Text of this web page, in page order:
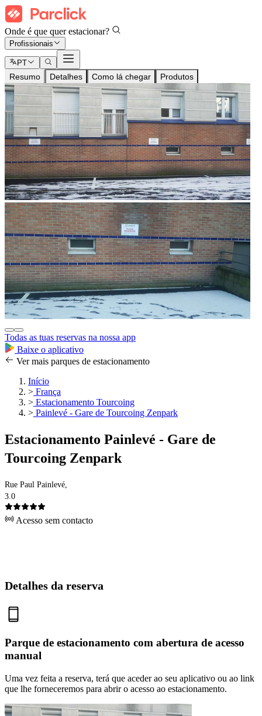
Onde é que quer estacionar?
Profissionais
PT
Resumo Detalhes Como lá chegar Produtos
Todas as tuas reservas na nossa app
Baixe o aplicativo
Ver mais parques de estacionamento
Início
> França
> Estacionamento Tourcoing
> Painlevé - Gare de Tourcoing Zenpark
Estacionamento Painlevé - Gare de
Tourcoing Zenpark
Rue Paul Painlevé,
3.0
Acesso sem contacto
Detalhes da reserva
Parque de estacionamento com abertura de acesso
manual
Uma vez feita a reserva, terá que aceder ao seu aplicativo ou ao link
que lhe forneceremos para abrir o acesso ao estacionamento.